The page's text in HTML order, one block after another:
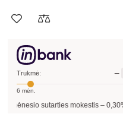
Trukmė: −
6 mėn.
sutarties mokestis –0,30%,